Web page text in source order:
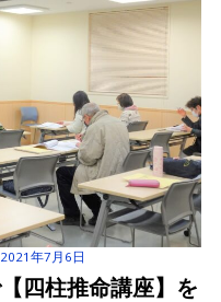
2021年7月6日
四柱推命講座】を